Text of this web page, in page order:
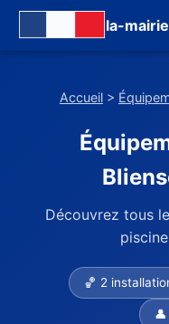
la-
Accueil >
Découvrez tous
🏀 2